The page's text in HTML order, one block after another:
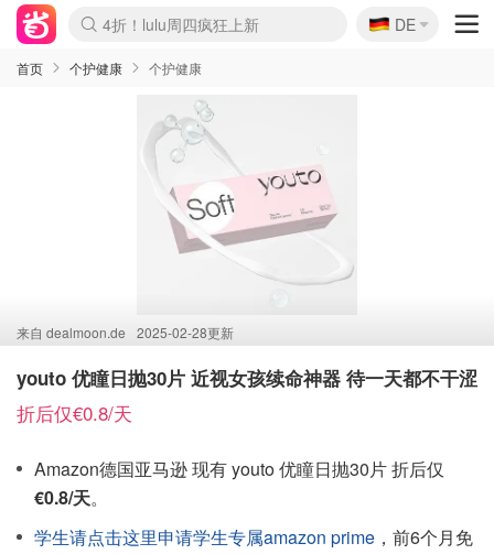
Boticinal 夏促开抢！
4折！lulu周四疯狂上新
还没结束！&OtherStories大促
Joybuy变相75折 随时失效
速领！Stanley独家85折
疑似霸哥！Camper额外叠85折
Zalando 奥莱闪促！每日更新
Moncler反季囤！5折起+叠9折
Coach Brooklyn仅€192
🇩🇪
DE
首页 个护健康 个护健康
来自 dealmoon.de 2025-02-28更新
youto 优瞳日抛30片 近视女孩续命神器 待一天都不干涩
折后仅€0.8/天
Amazon德国亚马逊 现有 youto 优瞳日抛30片 折后仅
€0.8/天。
学生请点击这里申请学生专属amazon prime ，前6个月免